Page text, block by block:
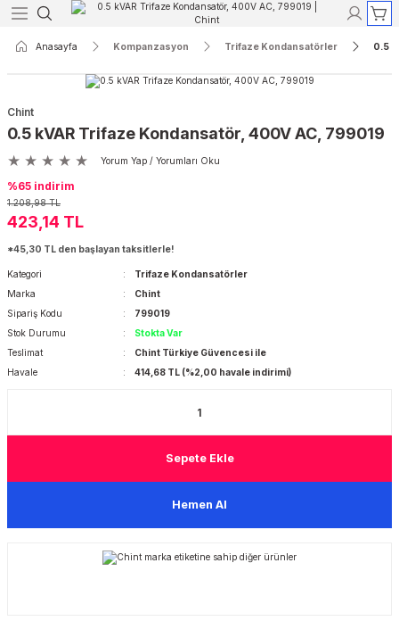
Akım Röleleri
Röleleri
Röleleri
Akım Röleleri
Reaktörleri
Kontaktörleri
ve Lambaları
Aletleri
4 Kutuplu Açık Tip Şalterler
Şalterleri
4 Kutuplu Termik Manyetik
Anasayfa Kompanzasyon Trifaze Kondansatörler 0.5
Chint
0.5 kVAR Trifaze Kondansatör, 400V AC, 799019
Yorum Yap / Yorumları Oku
%65 indirim
1.208,98 TL
423,14 TL
*45,30 TL den başlayan taksitlerle!
Kategori
Trifaze Kondansatörler
Marka
Chint
Sipariş Kodu
799019
Stok Durumu
Stokta Var
Teslimat
Chint Türkiye Güvencesi ile
Havale
414,68 TL (%2,00 havale indirimi)
Sepete Ekle
Hemen Al